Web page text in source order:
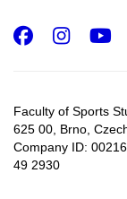
Faculty of Sports
625 00, Brno,
Company ID:
49 2930